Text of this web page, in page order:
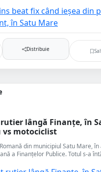
Distribuie
rutier lângă Finanțe, în
vs motociclist
din municipiul Satu Mare,
a Finanțelor Publice. Totul s-a